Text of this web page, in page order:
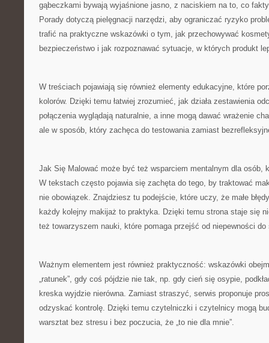
gąbeczkami bywają wyjaśnione jasno, z naciskiem na to, co
Porady dotyczą pielęgnacji narzędzi, aby ograniczać ryzyko
trafić na praktyczne wskazówki o tym, jak przechowywać
bezpieczeństwo i jak rozpoznawać sytuacje, w których produkt
W treściach pojawiają się również elementy edukacyjne, które
kolorów. Dzięki temu łatwiej zrozumieć, jak działa zestawienia
połączenia wyglądają naturalnie, a inne mogą dawać wrażenie
ale w sposób, który zachęca do testowania zamiast
Jak Się Malować może być też wsparciem mentalnym dla osób,
W tekstach często pojawia się zachęta do tego, by traktować
nie obowiązek. Znajdziesz tu podejście, które uczy, że małe
każdy kolejny makijaż to praktyka. Dzięki temu strona staje się
też towarzyszem nauki, które pomaga przejść od niepewności do
Ważnym elementem jest również praktyczność: wskazówki
„ratunek”, gdy coś pójdzie nie tak, np. gdy cień się osypie,
kreska wyjdzie nierówna. Zamiast straszyć, serwis proponuje
odzyskać kontrolę. Dzięki temu czytelniczki i czytelnicy mogą
warsztat bez stresu i bez poczucia, że „to nie dla mnie”.